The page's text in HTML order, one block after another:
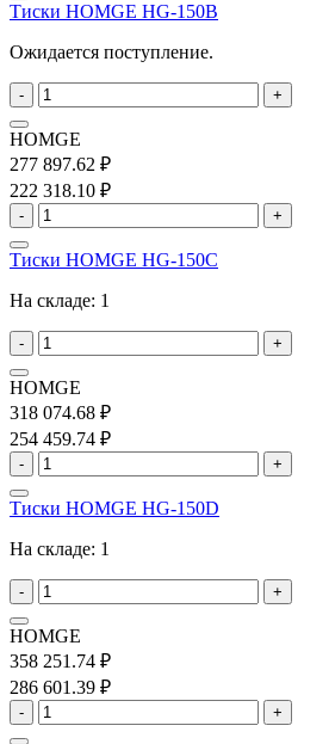
Тиски HOMGE HG-150B
Ожидается поступление.
- +
HOMGE
277 897.62 ₽
222 318.10 ₽
- +
Тиски HOMGE HG-150C
На складе: 1
- +
HOMGE
318 074.68 ₽
254 459.74 ₽
- +
Тиски HOMGE HG-150D
На складе: 1
- +
HOMGE
358 251.74 ₽
286 601.39 ₽
- +